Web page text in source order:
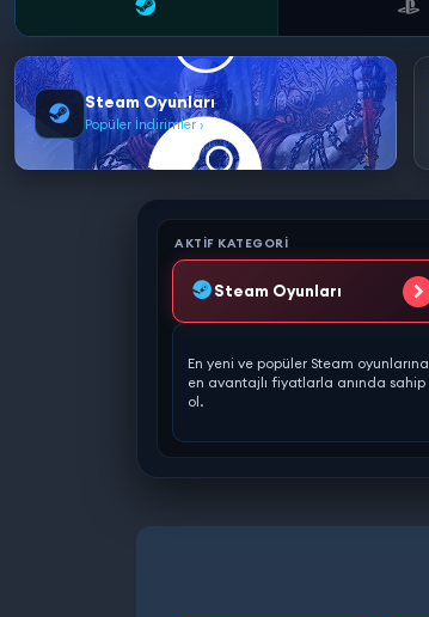
Steam Oyunları
Popüler İndirimler ›
AKTIF KATEGORI
Steam Oyunları
En yeni ve popüler Steam oyunlarına
en avantajlı fiyatlarla anında sahip
ol.